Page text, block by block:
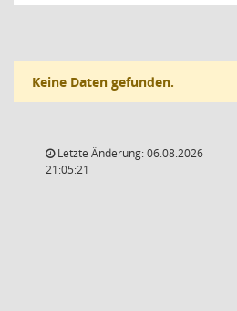
Keine Daten gefunden.
Letzte Änderung: 06.08.2026
21:05:21